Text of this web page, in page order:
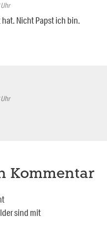
Nicht Papst ich bin.
Kommentar
sind mit